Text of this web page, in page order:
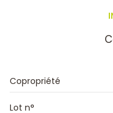
4 étage(s)
Copropriété
Lot n°